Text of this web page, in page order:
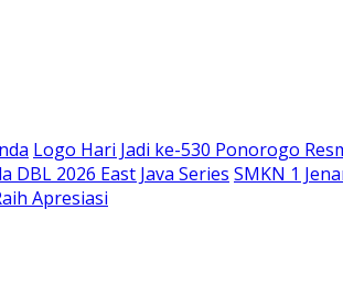
Logo Hari Jadi ke-530 Ponorogo
2026 East Java Series SMKN 1
Apresiasi